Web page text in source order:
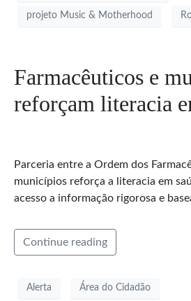
projeto Music & Motherhood
Farmacêuticos e
reforçam literacia
Parceria entre a Ordem dos
municípios reforça a literacia em
acesso a informação rigorosa e
Continue reading
Alerta Área do Cidadão